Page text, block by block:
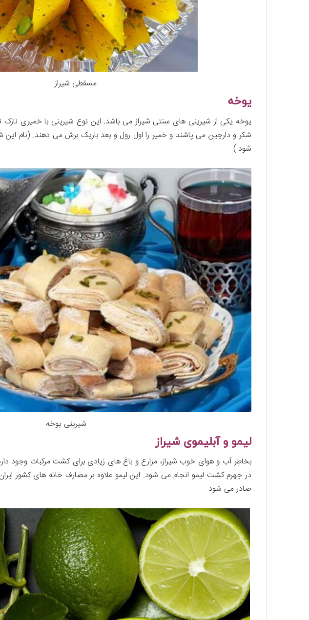
مسقطی شیراز
یوخه
یوخه یکی از شیرینی های سنتی شیراز می باشد. این نوع شیرینی با خمیری
شکر و دارچین می پاشند و خمیر را اول رول و بعد باریک برش می دهند. (نام این
شود.)
شیرینی یوخه
لیمو و آبلیموی شیراز
بخاطر آب و هوای خوب شیراز، مزارع و باغ های زیادی برای کشت مرکبات وجود
در جهرم کشت لیمو انجام می شود. این لیمو علاوه بر مصارف خانه های کشور
صادر می شود.